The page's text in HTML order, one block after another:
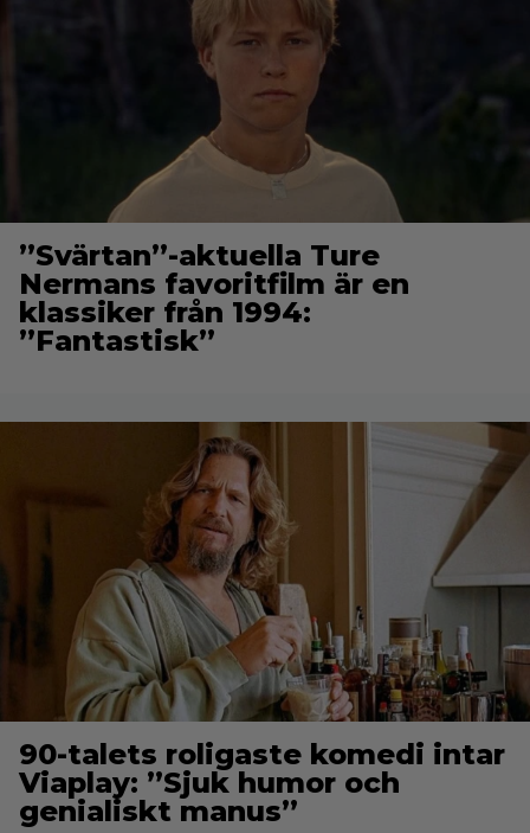
”Svärtan”-aktuella Ture
Nermans favoritfilm är en
klassiker från 1994:
”Fantastisk”
90-talets roligaste komedi intar
Viaplay: ”Sjuk humor och
genialiskt manus”